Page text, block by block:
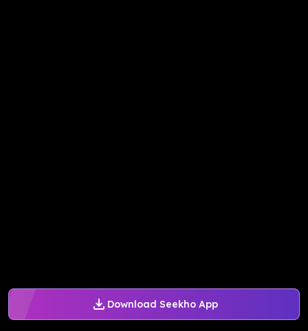
Download Seekho App